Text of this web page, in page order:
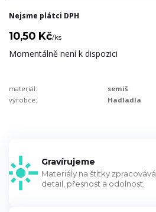
Nejsme plátci DPH
10,50 Kč/ks
Momentálně není k dispozici
materiál:
semiš
výrobce:
Hadladla
Gravírujeme
Materiály na štítky
detail, přesnost a odolnost.